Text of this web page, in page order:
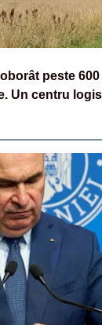
peste
Un centru